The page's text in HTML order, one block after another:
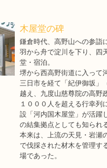
木屋堂の碑
鎌倉時代、高野山への参詣
羽から舟で淀川を下り、四
堂・宿泊。
堺から西高野街道に入って
三日市を経て「紀伊御坂」
越え、九度山慈尊院の高野
１０００人を超える行幸列
設「河内国木屋堂」が活躍
の結集拠点としても知られる
本来は、上流の天見・岩瀬
で伐採された材木を管理す
場であった。